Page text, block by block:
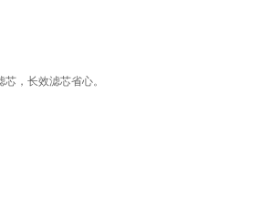
，长效滤芯省心。